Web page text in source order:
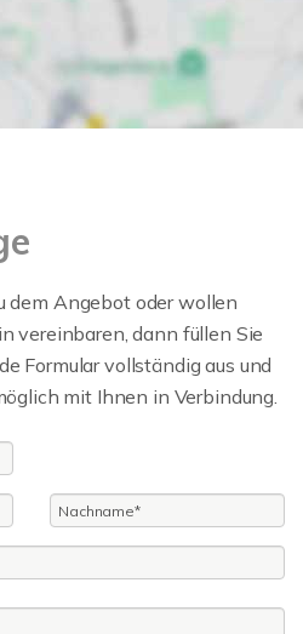
dem Angebot oder wollen
vereinbaren, dann füllen Sie
Formular vollständig aus und
mit Ihnen in Verbindung.